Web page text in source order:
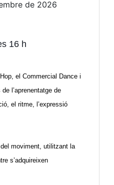
de 2026
16 h
el Commercial Dance i
l’aprenentatge de
el ritme, l’expressió
moviment, utilitzant la
s’adquireixen